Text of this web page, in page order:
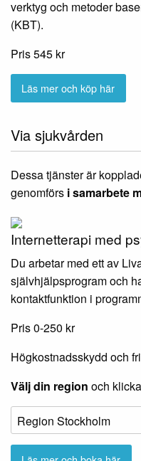
verktyg och metoder
(KBT).
Pris 545 kr
Via sjukvården
Dessa tjänster är
genomförs i samarbete
Internetterapi med
Du arbetar med ett av
självhjälpsprogram och
kontaktfunktion i
Pris 0-250 kr
Högkostnadsskydd och
Välj din region och